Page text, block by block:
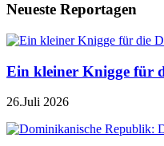
Neueste Reportagen
Ein kleiner Knigge für
26.Juli 2026